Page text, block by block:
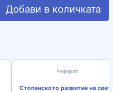
Добави в количката
Реферат
Стопанското развитие на